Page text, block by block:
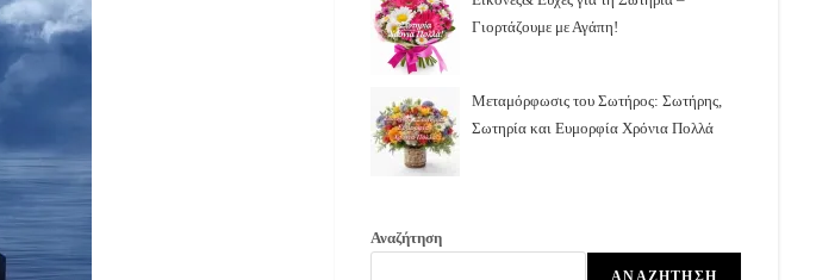
Γιορτάζουμε με Αγάπη!
Μεταμόρφωσις του Σωτήρος: Σωτήρης,
Σωτηρία και Ευμορφία Χρόνια Πολλά
Αναζήτηση
ΑΝΑΖΉΤΗΣΗ